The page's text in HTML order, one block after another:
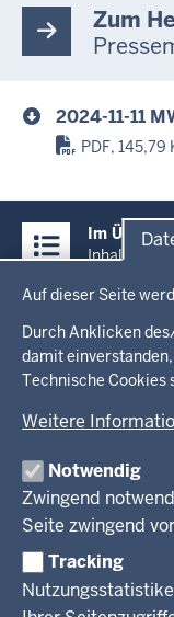
Auf dieser Seite
Durch Anklicken
damit
Technische Cookies
Weitere
Notwendig
Zwingend
Seite zwingend
Tracking
Zum
2024-11-11
PDF, 145,79
Inhalte
Im
Inhalt
Menü
in
der
Fußzeile
Startseite
Ministerium
Leitung des Hauses
Organisation
Arbeitgeber
Rechtsgrundlagen
Kultur
Wissenschaft,
Weiterbildung
Presse
Service